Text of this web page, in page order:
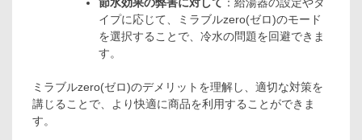
イプに応じて、ミラブルzero(ゼロ)のモード
を選択することで、冷水の問題を回避できま
す。
ミラブルzero(ゼロ)のデメリットを理解し、適切な対策を
講じることで、より快適に商品を利用することができま
す。